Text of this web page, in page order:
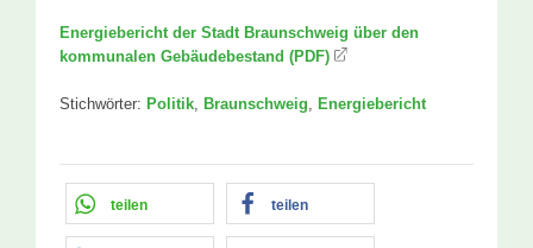
Energiebericht der Stadt Braunschweig über den
kommunalen Gebäudebestand (PDF)
Stichwörter: Politik Braunschweig Energiebericht
teilen teilen